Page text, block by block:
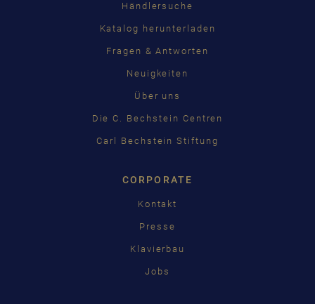
Händlersuche
Katalog herunterladen
Fragen & Antworten
Neuigkeiten
Über uns
Die C. Bechstein Centren
Carl Bechstein Stiftung
CORPORATE
Kontakt
Presse
Klavierbau
Jobs